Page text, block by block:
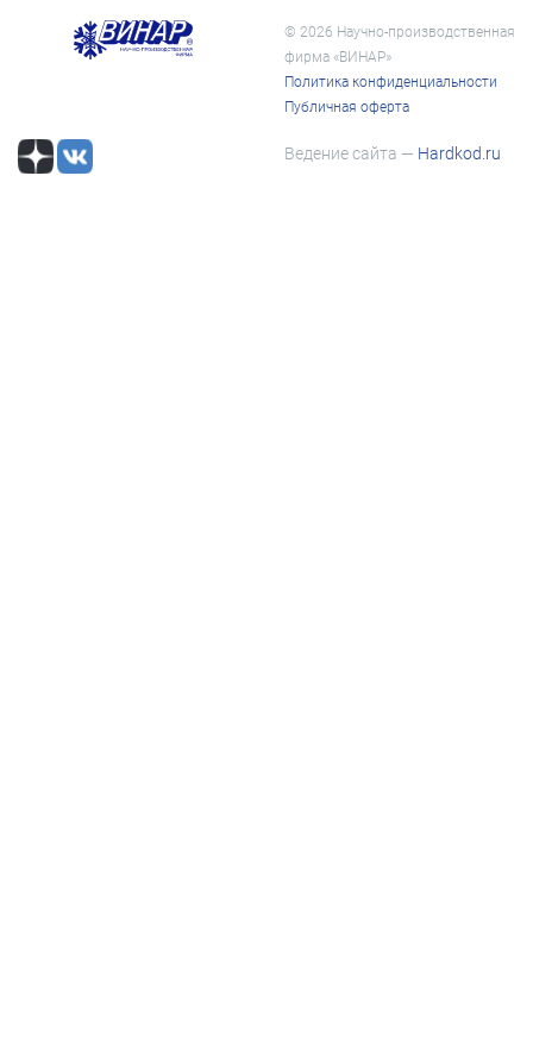
© 2026 Научно-производственная
фирма «ВИНАР»
Политика конфиденциальности
Публичная оферта
Ведение сайта — Hardkod.ru